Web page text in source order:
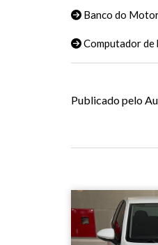
Banco do
Computador de
Publicado pelo